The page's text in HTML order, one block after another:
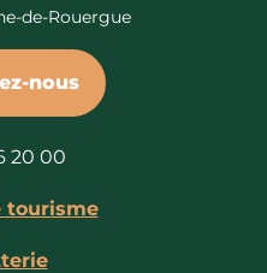
de-Rouergue
nous
20 00
tourisme